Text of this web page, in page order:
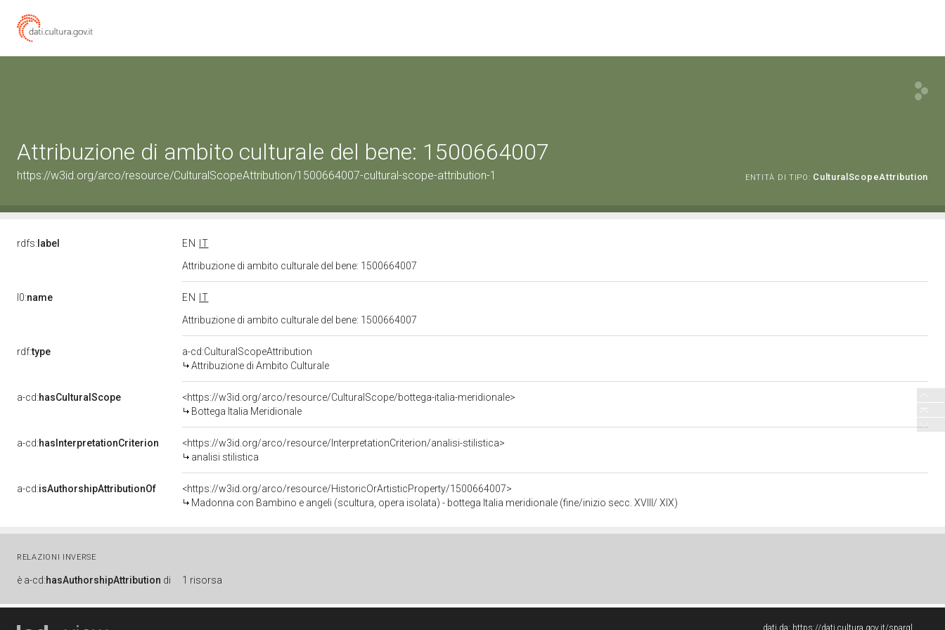
Attribuzione di ambito culturale del bene: 1500664007
https://w3id.org/arco/resource/CulturalScopeAttribution/1500664007-cultural-scope-attribution-1 ENTITÀ DI TIPO: CulturalScopeAttribution
rdfs: label EN
IT
Attribuzione di ambito culturale del bene: 1500664007
l0:name EN
IT
Attribuzione di ambito culturale del bene: 1500664007
rdf:type
a-cd:CulturalScopeAttribution
Attribuzione di Ambito Culturale
a-cd:hasCulturalScope
<https://w3id.org/arco/resource/CulturalScope/bottega-italia-meridionale>
Bottega Italia Meridionale
a-cd:hasInterpretationCriterion
<https://w3id.org/arco/resource/InterpretationCriterion/analisi-stilistica>
analisi stilistica
a-cd:isAuthorshipAttributionOf
<https://w3id.org/arco/resource/HistoricOrArtisticProperty/1500664007>
Madonna con Bambino e angeli (scultura, opera isolata) - bottega Italia meridionale (fine/inizio secc. XVIII/ XIX)
RELAZIONI INVERSE
è a-cd:hasAuthorshipAttribution di 1 risorsa
dati da: https://dati.cultura.gov.it/sparql